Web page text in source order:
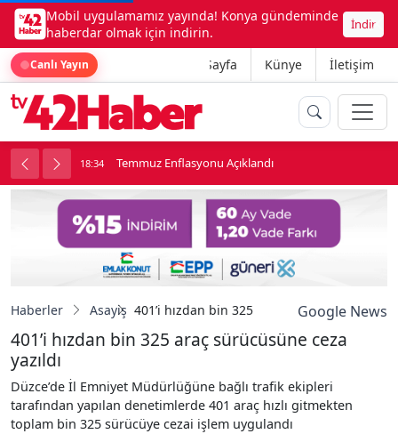
Mobil uygulamamız yayında! Konya gündeminde
haberdar olmak için indirin.
İndir
Canlı Yayın Ana Sayfa Künye İletişim
18:34 Temmuz Enflasyonu Açıklandı
Haberler Asayiş 401’i hızdan bin 325 araç sürücüsüne ceza
Google News
401’i hızdan bin 325 araç sürücüsüne ceza
yazıldı
Düzce’de İl Emniyet Müdürlüğüne bağlı trafik ekipleri
tarafından yapılan denetimlerde 401 araç hızlı gitmekten
toplam bin 325 sürücüye cezai işlem uygulandı